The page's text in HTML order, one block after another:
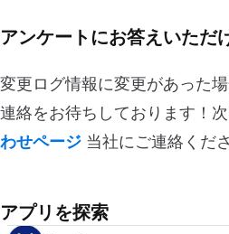
アンケートにお答えいただ
変更ログ情報に変更があった
連絡をお待ちしております！次
わせページ 当社にご連絡くださ
アプリを探索